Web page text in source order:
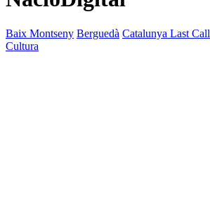
Baix Montseny Berguedà Catalunya Last Call
Cultura